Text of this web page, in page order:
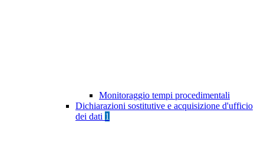
Monitoraggio tempi procedimentali
Dichiarazioni sostitutive e acquisizione d'ufficio
dei dati 1